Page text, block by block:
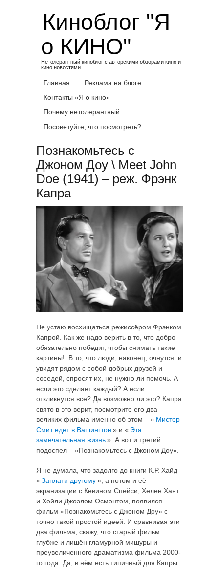
Киноблог "Я
о КИНО"
Нетолерантный киноблог с авторскими обзорами кино и
кино новостями.
Главная
Реклама на блоге
Контакты «Я о кино»
Почему нетолерантный
Посоветуйте, что посмотреть?
Познакомьтесь с
Джоном Доу \ Meet John
Doe (1941) – реж. Фрэнк
Капра
Не устаю восхищаться режиссёром Фрэнком
Капрой. Как же надо верить в то, что добро
обязательно победит, чтобы снимать такие
картины! В то, что люди, наконец, очнутся, и
увидят рядом с собой добрых друзей и
соседей, спросят их, не нужно ли помочь. А
если это сделает каждый? А если
откликнутся все? Да возможно ли это? Капра
свято в это верит, посмотрите его два
великих фильма именно об этом – « Мистер
Смит едет в Вашингтон » и « Эта
замечательная жизнь». А вот и третий
подоспел – «Познакомьтесь с Джоном Доу».
Я не думала, что задолго до книги К.Р. Хайд
« Заплати другому», а потом и её
экранизации с Кевином Спейси, Хелен Хант
и Хейли Джоэлем Осмонтом, появился
фильм «Познакомьтесь с Джоном Доу» с
точно такой простой идеей. И сравнивая эти
два фильма, скажу, что старый фильм
глубже и лишён гламурной мишуры и
преувеличенного драматизма фильма 2000-
го года. Да, в нём есть типичный для Капры